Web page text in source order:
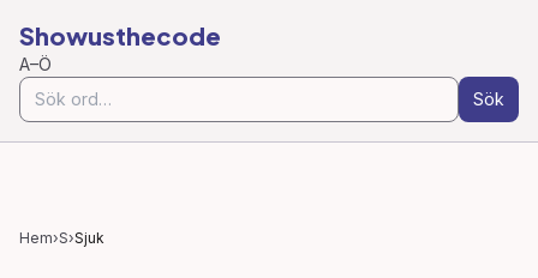
Showusthecode
A–Ö
Sök
Hem›S›Sjuk